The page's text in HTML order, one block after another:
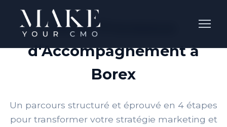
Notre Processus
d'Accompagnement à
Borex
Un parcours structuré et éprouvé en 4 étapes
pour transformer votre stratégie marketing et